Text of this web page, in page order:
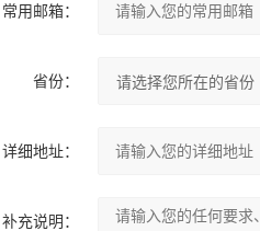
常用邮箱：
省份：
详细地址：
补充说明：